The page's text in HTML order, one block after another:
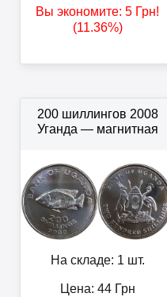
Вы экономите: 5 Грн!
(11.36%)
200 шиллингов 2008
Уганда — магнитная
На складе: 1 шт.
Цена: 44Грн